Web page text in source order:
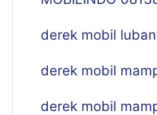
derek mobil
derek mobil
derek mobil